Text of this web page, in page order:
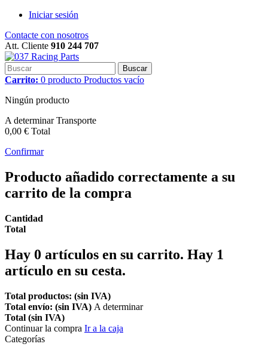
Iniciar sesión
Contacte con nosotros
Att. Cliente 910 244 707
Buscar
Carrito: 0 producto Productos vacío
Ningún producto
A determinarTransporte
0,00 € Total
Confirmar
Producto añadido correctamente a su
carrito de la compra
Cantidad
Total
Hay 0 artículos en su carrito. Hay 1
artículo en su cesta.
Total productos: (sin IVA)
Total envío: (sin IVA) A determinar
Total (sin IVA)
Continuar la compra Ir a la caja
Categorías